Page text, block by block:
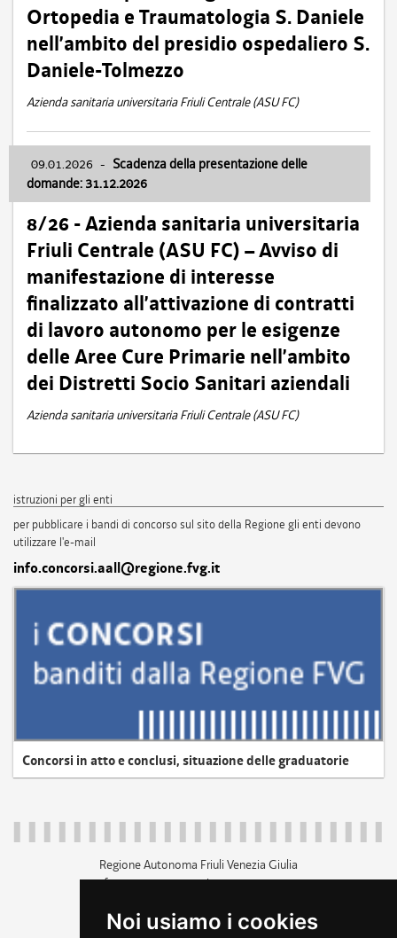
Noi usiamo i cookies
Ortopedia e Traumatologia S. Daniele
nell’ambito del presidio ospedaliero S.
Daniele-Tolmezzo
Azienda sanitaria universitaria Friuli Centrale (ASU FC)
09.01.2026 - Scadenza della presentazione delle
domande: 31.12.2026
8/26 - Azienda sanitaria universitaria
Friuli Centrale (ASU FC) – Avviso di
manifestazione di interesse
finalizzato all’attivazione di contratti
di lavoro autonomo per le esigenze
delle Aree Cure Primarie nell’ambito
dei Distretti Socio Sanitari aziendali
Azienda sanitaria universitaria Friuli Centrale (ASU FC)
istruzioni per gli enti
per pubblicare i bandi di concorso sul sito della Regione gli enti devono
utilizzare l'e-mail
info.concorsi.aall@regione.fvg.it
Concorsi in atto e conclusi, situazione delle graduatorie
Regione Autonoma Friuli Venezia Giulia
c.f. 80014930327; p.iva 00526040324
+39 040 3771111